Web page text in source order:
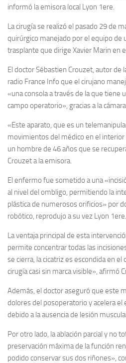
informó la emisora local Lyon 1ere.
La cirugía se realizó el pasado 29 de
quirúrgico manejado por el equipo de
trasplante que dirige Xavier Marin en
El doctor Sébastien Crouzet, autor de
radio France Info que el cirujano
«una consola a través de la que tiene
campo operatorio», gracias a la
«Este aparato, que es un
movimientos del médico en el interior
un hombre de 46 años que se
Crouzet a la emisora.
El enfermo fue sometido a una
al nivel del ombligo, permitiendo la
plástica de numerosos orificios» por
robótico, reprodujo a su vez Lyon 1ere.
La ventaja principal de esta
permite concentrar todas las
se cierra, la cicatriz es escondida en
cirugía casi sin marca visible», afirmó
Además, el doctor aseguró que este
dolores del posoperatorio y acelera el
debido a la ausencia de lesión
Por otro lado, la ablación parcial y no
preservación máxima de la función
podido conservar sus dos riñones»,